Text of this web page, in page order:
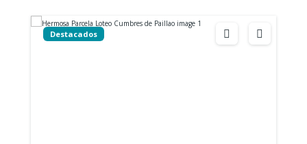
Destacados